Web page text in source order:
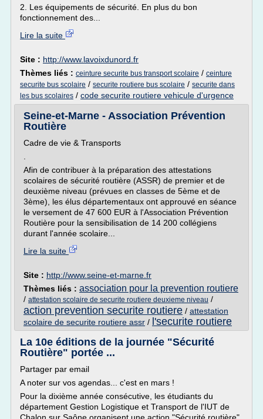
2. Les équipements de sécurité. En plus du bon
fonctionnement des...
Lire la suite
Site : http://www.lavoixdunord.fr
Thèmes liés : ceinture securite bus transport scolaire / ceinture
securite bus scolaire / securite routiere bus scolaire / securite dans
les bus scolaires / code securite routiere vehicule d'urgence
Seine-et-Marne - Association Prévention
Routière
Cadre de vie & Transports
Afin de contribuer à la préparation des attestations
scolaires de sécurité routière (ASSR) de premier et de
deuxième niveau (prévues en classes de 5ème et de
3ème), les élus départementaux ont approuvé en séance
le versement de 47 600 EUR à l'Association Prévention
Routière pour la sensibilisation de 14 200 collégiens
durant l'année scolaire...
Lire la suite
Site : http://www.seine-et-marne.fr
Thèmes liés : association pour la prevention routiere
/ attestation scolaire de securite routiere deuxieme niveau /
action prevention securite routiere / attestation
scolaire de securite routiere assr / l'securite routiere
La 10e éditions de la journée "Sécurité
Routière" portée ...
Partager par email
A noter sur vos agendas... c'est en mars !
Pour la dixième année consécutive, les étudiants du
département Gestion Logistique et Transport de l'IUT de